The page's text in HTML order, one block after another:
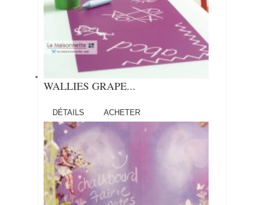
WALLIES GRAPE...
DÉTAILS ACHETER